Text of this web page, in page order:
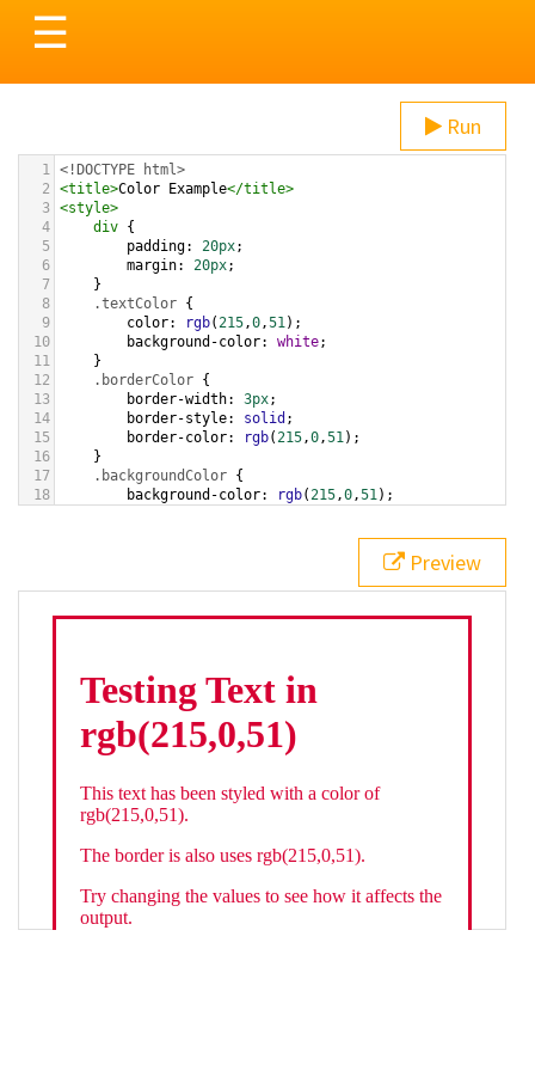
Toggle
navigation
☰
Run
1 <!DOCTYPE html>
2
<title>Color Example</title>
3 <style>
4
div {
5
padding: 20px;
6
margin: 20px;
7
}
8
.textColor {
9
color: rgb(215,0,51);
10
background-color: white;
11
}
12
.borderColor {
13
border-width: 3px;
14
border-style: solid ;
15
border-color: rgb(215,0,51);
16
}
17
.backgroundColor {
18
background-color: rgb(215,0,51);
bottom ,
white, rgb(215,0,51));
div class="textColor borderColor"
< h1>Testing Text in rgb(215,0,51)
Preview